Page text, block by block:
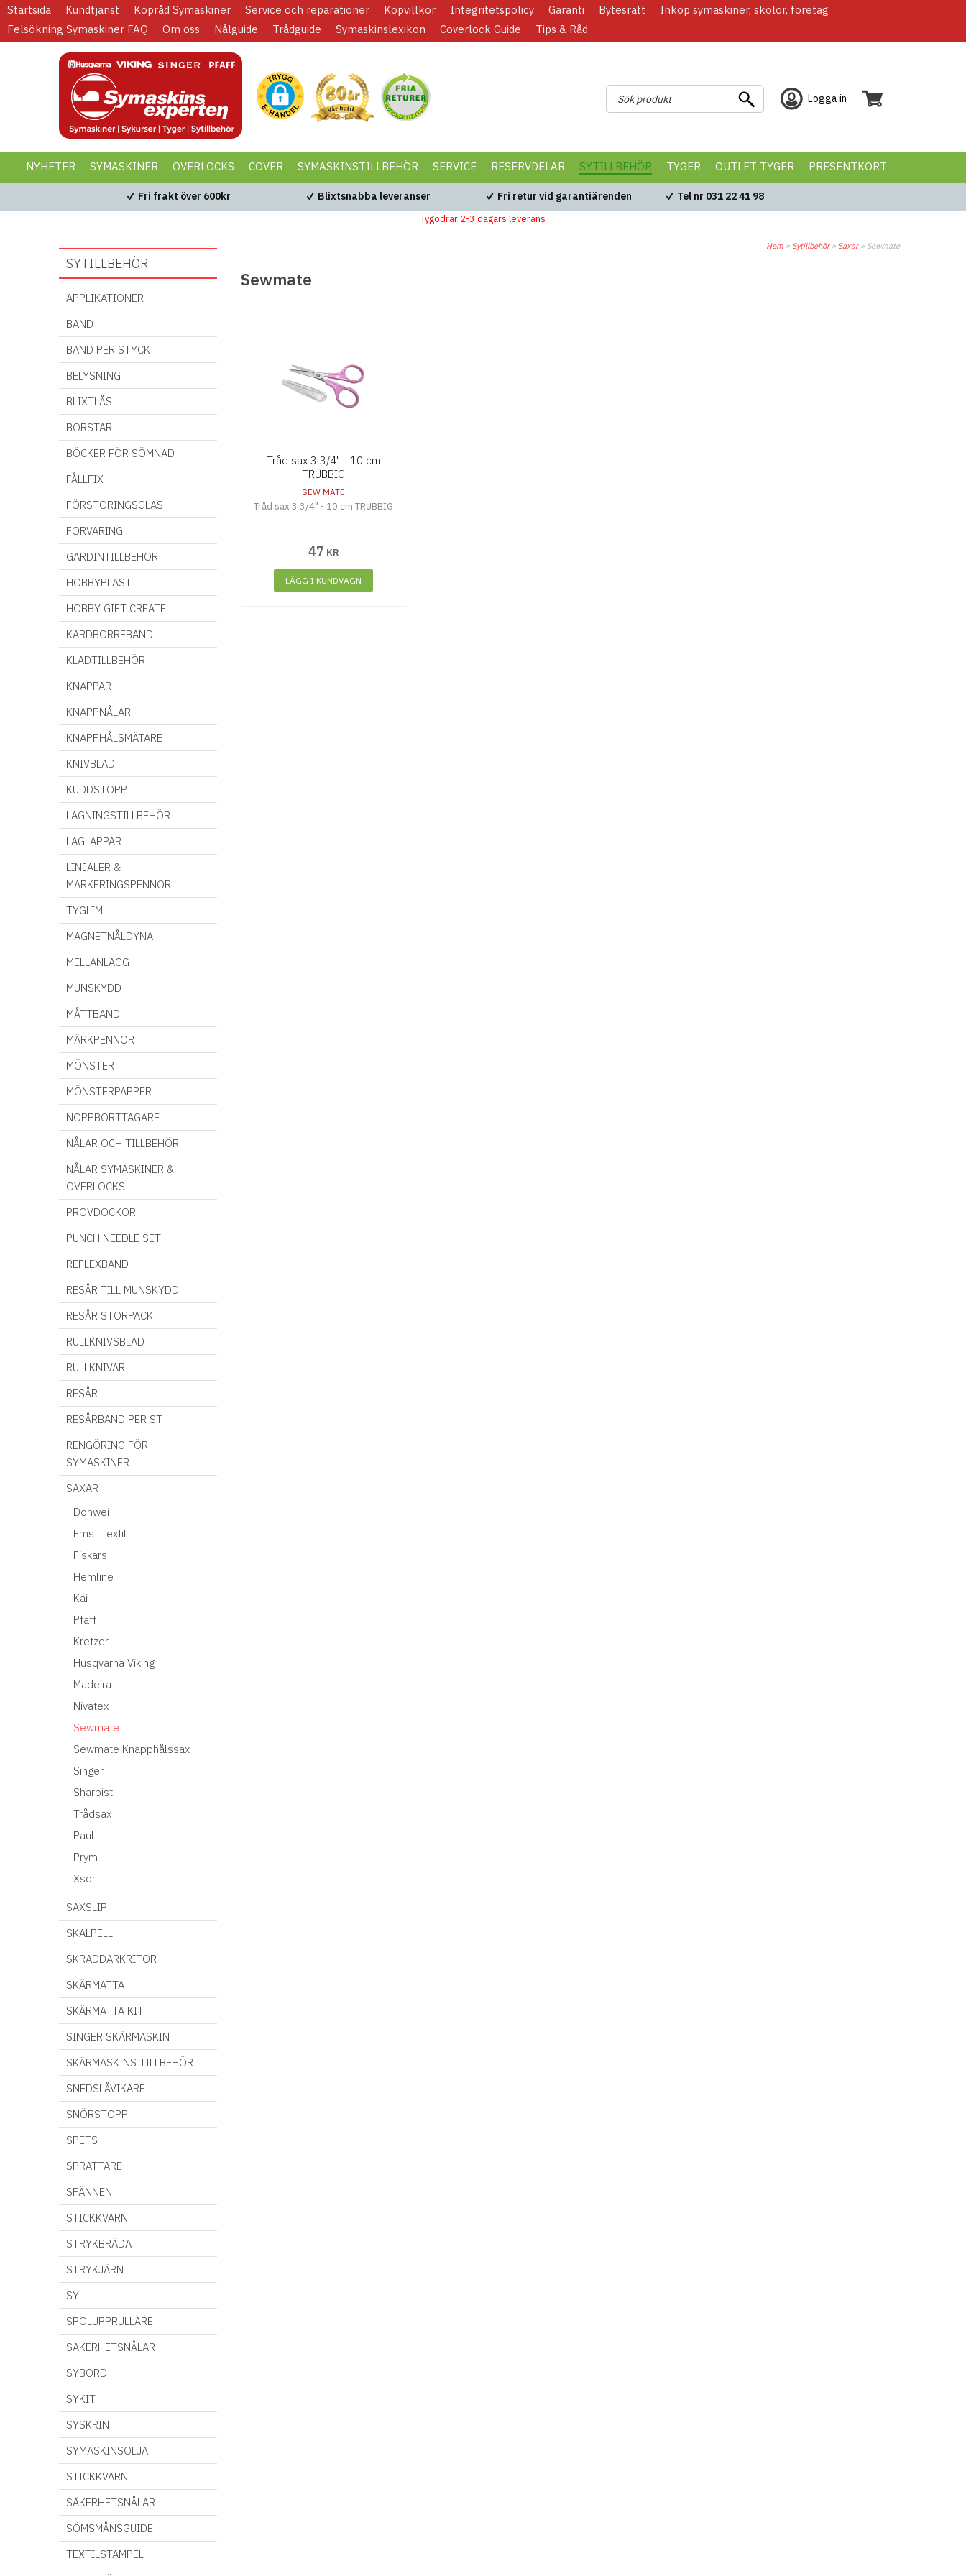
Startsida Kundtjänst Köpråd Symaskiner Service och reparationer Köpvillkor Integritetspolicy Garanti Bytesrätt
Inköp symaskiner, skolor, företag
Felsökning Symaskiner FAQ
Om oss Nålguide Trådguide Symaskinslexikon Coverlock Guide Tips & Råd
Logga in
NYHETER SYMASKINER OVERLOCKS COVER SYMASKINSTILLBEHÖR SERVICE RESERVDELAR SYTILLBEHÖR TYGER OUTLET TYGER PRESENTKORT
BLACK WEEKFri frakt över 600kr Blixtsnabba leveranser Fri retur vid garantiärenden Tel nr 031 22 41 98
Tygodrar 2-3 dagars leverans
SYTILLBEHÖR
APPLIKATIONER
BAND
BAND PER STYCK
BELYSNING
BLIXTLÅS
BORSTAR
BÖCKER FÖR SÖMNAD
FÅLLFIX
FÖRSTORINGSGLAS
FÖRVARING
GARDINTILLBEHÖR
HOBBYPLAST
HOBBY GIFT CREATE
KARDBORREBAND
KLÄDTILLBEHÖR
KNAPPAR
KNAPPNÅLAR
KNAPPHÅLSMÄTARE
KNIVBLAD
KUDDSTOPP
LAGNINGSTILLBEHÖR
LAGLAPPAR
LINJALER &
MARKERINGSPENNOR
TYGLIM
MAGNETNÅLDYNA
MELLANLÄGG
MUNSKYDD
MÅTTBAND
MÄRKPENNOR
MÖNSTER
MÖNSTERPAPPER
NOPPBORTTAGARE
NÅLAR OCH TILLBEHÖR
NÅLAR SYMASKINER &
OVERLOCKS
PROVDOCKOR
PUNCH NEEDLE SET
REFLEXBAND
RESÅR TILL MUNSKYDD
RESÅR STORPACK
RULLKNIVSBLAD
RULLKNIVAR
RESÅR
RESÅRBAND PER ST
RENGÖRING FÖR
SYMASKINER
SAXAR
Donwei
Ernst Textil
Fiskars
Hemline
Kai
Pfaff
Kretzer
Husqvarna Viking
Madeira
Nivatex
Sewmate
Sewmate Knapphålssax
Singer
Sharpist
Trådsax
Paul
Prym
Xsor
SAXSLIP
SKALPELL
SKRÄDDARKRITOR
SKÄRMATTA
SKÄRMATTA KIT
SINGER SKÄRMASKIN
SKÄRMASKINS TILLBEHÖR
SNEDSLÅVIKARE
SNÖRSTOPP
SPETS
SPRÄTTARE
SPÄNNEN
STICKKVARN
STRYKBRÄDA
STRYKJÄRN
SYL
SPOLUPPRULLARE
SÄKERHETSNÅLAR
SYBORD
SYKIT
SYSKRIN
SYMASKINSOLJA
STICKKVARN
SÄKERHETSNÅLAR
SÖMSMÅNSGUIDE
TEXTILSTÄMPEL
Hem » Sytillbehör» Saxar» Sewmate
Sewmate
Tråd sax 3 3/4" - 10 cm
TRUBBIG
SEW MATE
Tråd sax 3 3/4" - 10 cm TRUBBIG
47 KR
LÄGG I KUNDVAGN